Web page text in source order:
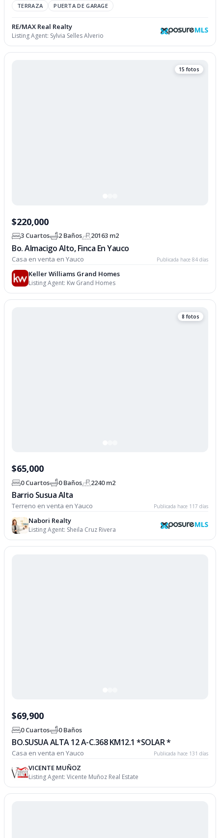
TERRAZA PUERTA DE GARAGE
RE/MAX Real Realty
Listing Agent: Sylvia Selles Alverio
15 fotos
$220,000
3 Cuartos 2 Baños 20163 m2
Bo. Almacigo Alto, Finca En Yauco
Casa en venta en Yauco Publicada hace 84 días
Keller Williams Grand Homes
Listing Agent: Kw Grand Homes
8 fotos
$65,000
0 Cuartos 0 Baños 2240 m2
Barrio Susua Alta
Terreno en venta en Yauco Publicada hace 117 días
Nabori Realty
Listing Agent: Sheila Cruz Rivera
$69,900
0 Cuartos 0 Baños
BO.SUSUA ALTA 12 A-C.368 KM12.1 *SOLAR *
Casa en venta en Yauco Publicada hace 131 días
VICENTE MUÑOZ
Listing Agent:Vicente Muñoz Real Estate